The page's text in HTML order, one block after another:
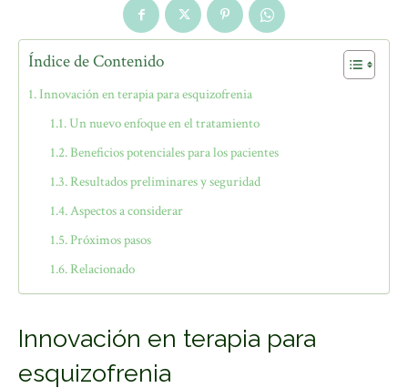
Índice de Contenido
Innovación en terapia para esquizofrenia
Un nuevo enfoque en el tratamiento
Beneficios potenciales para los pacientes
Resultados preliminares y seguridad
Aspectos a considerar
Próximos pasos
Relacionado
Innovación en terapia para
esquizofrenia